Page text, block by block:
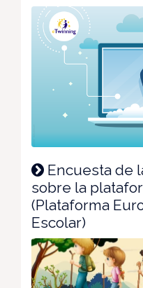
Encuesta de
sobre la
(Plataforma
Escolar)